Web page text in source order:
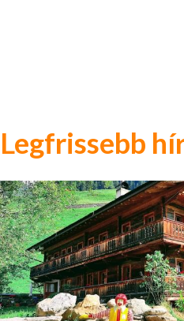
Legfrissebb